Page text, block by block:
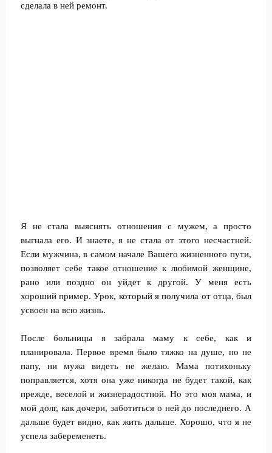
сделала в ней ремонт.
Я не стала выяснять отношения с мужем, а просто
выгнала его. И знаете, я не стала от этого несчастней.
Если мужчина, в самом начале Вашего жизненного пути,
позволяет себе такое отношение к любимой женщине,
рано или поздно он уйдет к другой. У меня есть
хороший пример. Урок, который я получила от отца, был
усвоен на всю жизнь.
После больницы я забрала маму к себе, как и
планировала. Первое время было тяжко на душе, но не
папу, ни мужа видеть не желаю. Мама потихоньку
поправляется, хотя она уже никогда не будет такой, как
прежде, веселой и жизнерадостной. Но это моя мама, и
мой долг, как дочери, заботиться о ней до последнего. А
дальше будет видно, как жить дальше. Хорошо, что я не
успела забеременеть.